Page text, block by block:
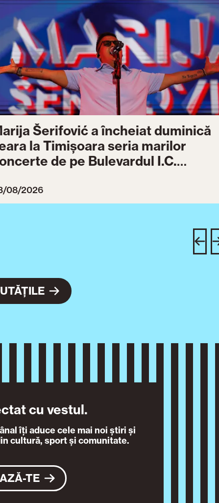
Šerifović a încheiat duminică
la Timișoara seria marilor
de pe Bulevardul I.C.
Timișoarei continuă astăzi cu o
serie de evenimente culturale
08/2026
cu vestul.
îți aduce cele mai noi știri și
cultură, sport și comunitate.
TE